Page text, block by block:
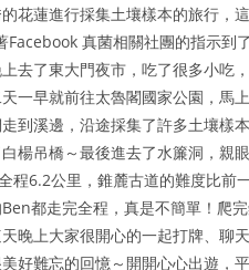
花蓮進行採集土壤樣本的旅行
真菌相關社團的指示到
去了東大門夜市，吃了很多小
一早就前往太魯閣國家公園，馬
到溪邊，沿途採集了許多土壤
楊吊橋～最後進去了水簾洞，親
程6.2公里，錐麓古道的難度比
都走完全程，真是不簡單！爬
晚上大家很開心的一起打牌、聊
好難忘的回憶～開開心心出遊，